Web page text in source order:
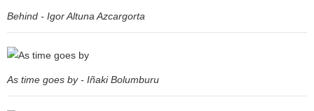
Behind - Igor Altuna Azcargorta
As time goes by - Iñaki Bolumburu